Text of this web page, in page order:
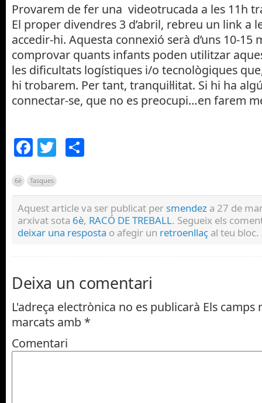
Provarem de fer una videotrucada a les 11h
El proper divendres 3 d’abril, rebreu un link a
accedir-hi. Aquesta connexió serà d’uns 10-15
comprovar quants infants poden utilitzar
les dificultats logístiques i/o tecnològiques
hi trobarem. Per tant, tranquil·litat. Si hi ha
connectar-se, que no es preocupi…en farem
Facebook
Twitter
6è Tasques
Aquest article va ser publicat per smendez a 27 de
arxivat sota 6è, RACÓ DE TREBALL. Segueix els
deixar una resposta o afegir un retroenllaç al teu bloc.
Deixa un comentari
L'adreça electrònica no es publicarà Els camps
marcats amb *
Comentari